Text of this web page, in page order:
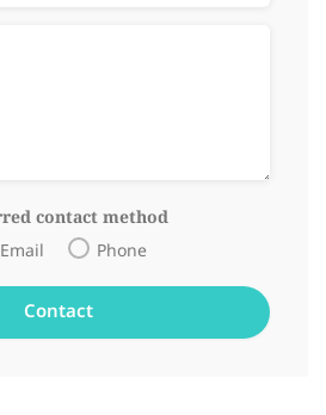
contact method
Email Phone